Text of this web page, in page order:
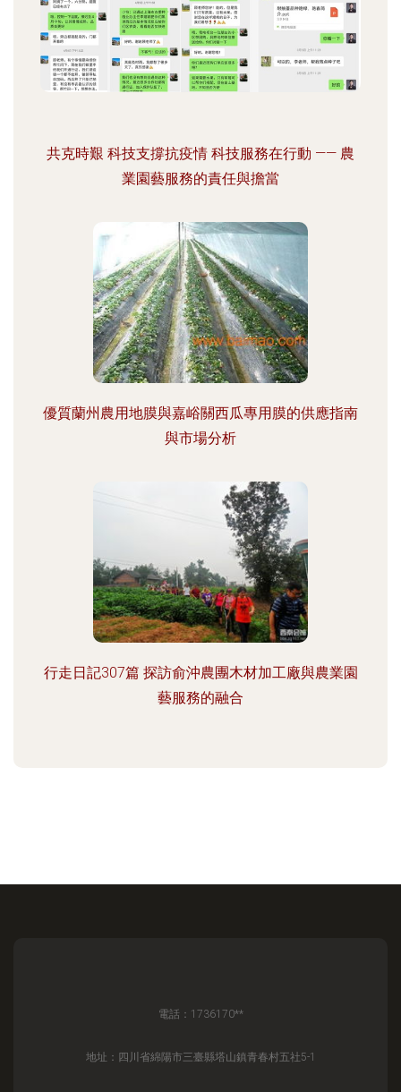
共克時艱 科技支撐抗疫情 科技服務在行動 —— 農
業園藝服務的責任與擔當
優質蘭州農用地膜與嘉峪關西瓜專用膜的供應指南
與市場分析
行走日記307篇 探訪俞沖農團木材加工廠與農業園
藝服務的融合
電話：1736170**
地址：四川省綿陽市三臺縣塔山鎮青春村五社5-1